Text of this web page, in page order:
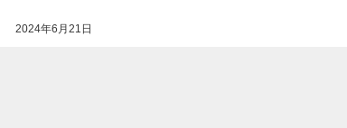
2024年6月21日